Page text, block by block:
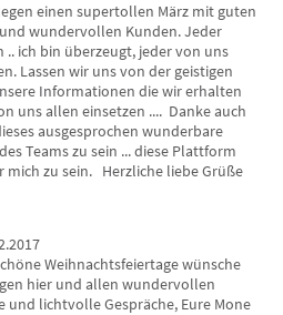
einen supertollen März mit guten
wundervollen Kunden. Jeder
ich bin überzeugt, jeder von uns
Lassen wir uns von der geistigen
Informationen die wir erhalten
uns allen einsetzen .... Danke auch
ausgesprochen wunderbare
Teams zu sein ... diese Plattform
mich zu sein. Herzliche liebe Grüße
Weihnachtsfeiertage wünsche
hier und allen wundervollen
und lichtvolle Gespräche, Eure Mone